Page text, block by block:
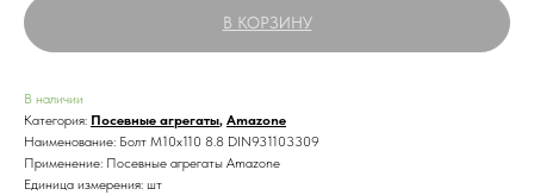
В КОРЗИНУ
В наличии
Категория: Посевные агрегаты, Amazone
Наименование: Болт М10х110 8.8 DIN931103309
Применение: Посевные агрегаты Amazone
Единица измерения: шт